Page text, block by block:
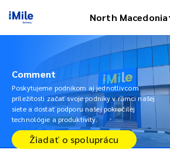
North Macedonia
Comment
Poskytujeme podnikom aj jednotlivcom
príležitosti začať svoje podniky v rámci našej
siete a dostať podporu našej pokročilej
technológie a produktivity.
Žiadať o spoluprácu